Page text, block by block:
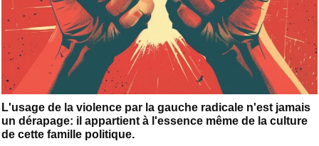
L'usage de la violence par la gauche radicale n'est jamais
un dérapage: il appartient à l'essence même de la culture
de cette famille politique.